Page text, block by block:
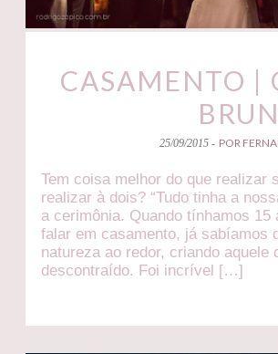
CASAMENTO |
25/09/2015 - POR
Tem coisa melhor do que realizar
realizar à dois? “Tudo tinha a
a cerimônia. Quando tínhamos
falar em casamento, já sabíamos
natureza ao redor, criando
descontraído. Foi incrível […]